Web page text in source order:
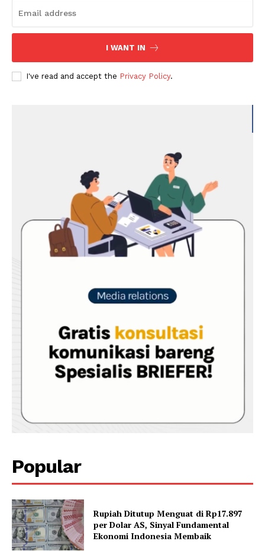
I WANT IN
I've read and accept the Privacy Policy.
Popular
Rupiah Ditutup Menguat di Rp17.897
per Dolar AS, Sinyal Fundamental
Ekonomi Indonesia Membaik